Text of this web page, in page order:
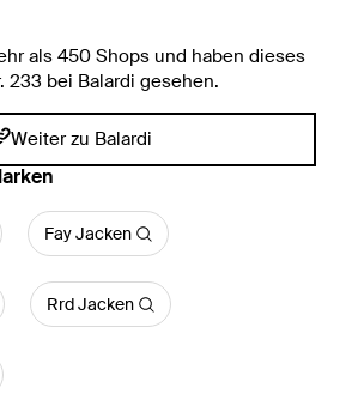
als 450 Shops und haben dieses
233 bei Balardi gesehen.
Weiter zu Balardi
Fay Jacken
Rrd Jacken